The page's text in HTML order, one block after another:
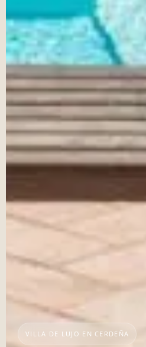
VILLA DE LUJO EN CERDEÑA